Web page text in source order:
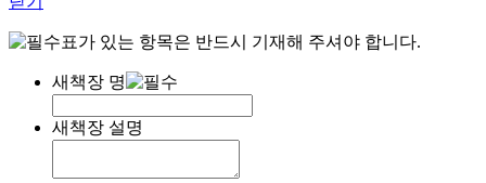
표가 있는 항목은 반드시 기재해 주셔야 합니다.
새책장 명
새책장 설명